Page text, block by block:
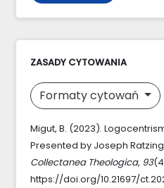
ZASADY CYTOWANIA
Formaty cytowań
Migut, B. (2023).
Presented by Joseph
Collectanea Theologica, 93
https://doi.org/10.21697/